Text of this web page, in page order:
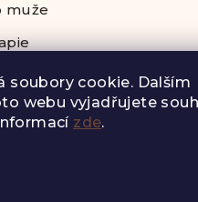
soubory cookie. Dalším
webu vyjadřujete
zde.
muže